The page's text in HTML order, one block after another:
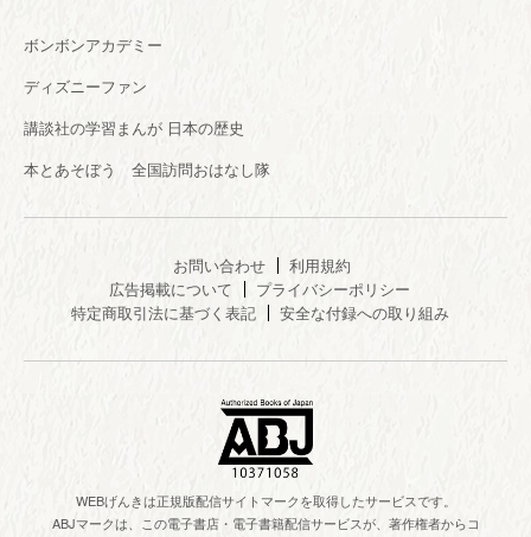
ボンボンアカデミー
ディズニーファン
講談社の学習まんが 日本の歴史
本とあそぼう 全国訪問おはなし隊
お問い合わせ
利用規約
広告掲載について
プライバシーポリシー
特定商取引法に基づく表記
安全な付録への取り組み
WEBげんきは正規版配信サイトマークを取得したサービスです。
ABJマークは、この電子書店・電子書籍配信サービスが、著作権者からコ